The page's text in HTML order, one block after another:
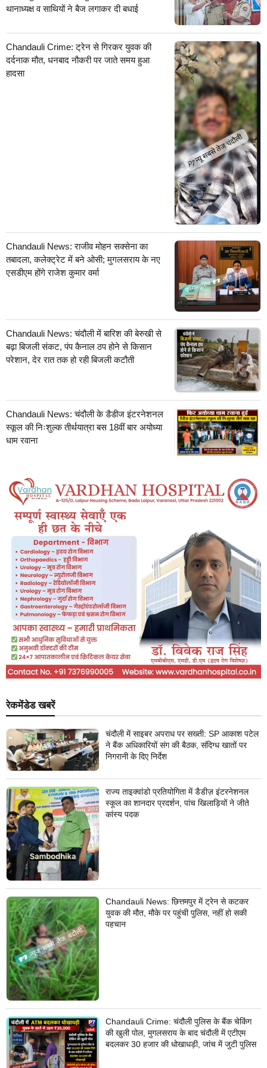
थानाध्यक्ष व साथियों ने बैज लगाकर दी बधाई
Chandauli Crime: ट्रेन से गिरकर युवक की
दर्दनाक मौत, धनबाद नौकरी पर जाते समय हुआ
हादसा
Chandauli News: राजीव मोहन सक्सेना का
तबादला, कलेक्ट्रेट में बने ओसी; मुगलसराय के नए
एसडीएम होंगे राजेश कुमार वर्मा
Chandauli News: चंदौली में बारिश की बेरुखी से
बढ़ा बिजली संकट, पंप कैनाल ठप होने से किसान
परेशान, देर रात तक हो रही बिजली कटौती
Chandauli News: चंदौली के डैडीज इंटरनेशनल
स्कूल की निःशुल्क तीर्थयात्रा बस 18वीं बार अयोध्या
धाम रवाना
रेकमेंडेड खबरें
चंदौली में साइबर अपराध पर सख्ती: SP आकाश पटेल
ने बैंक अधिकारियों संग की बैठक, संदिग्ध खातों पर
निगरानी के दिए निर्देश
राज्य ताइक्वांडो प्रतियोगिता में डैडीज़ इंटरनेशनल
स्कूल का शानदार प्रदर्शन, पांच खिलाड़ियों ने जीते
कांस्य पदक
Chandauli News: छित्तमपुर में ट्रेन से कटकर
युवक की मौत, मौके पर पहुंची पुलिस, नहीं हो सकी
पहचान
Chandauli Crime: चंदौली पुलिस के बैंक चेकिंग
की खुली पोल, मुगलसराय के बाद चंदौली में एटीएम
बदलकर 30 हजार की धोखाधड़ी, जांच में जुटी पुलिस